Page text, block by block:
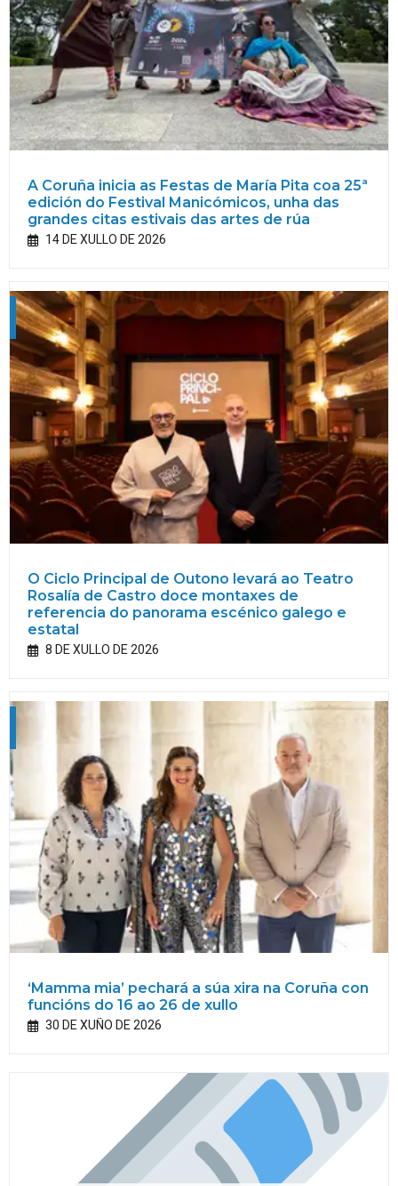
A Coruña inicia as Festas de María Pita coa 25ª
edición do Festival Manicómicos, unha das
grandes citas estivais das artes de rúa
14 DE XULLO DE 2026
O Ciclo Principal de Outono levará ao Teatro
Rosalía de Castro doce montaxes de
referencia do panorama escénico galego e
estatal
8 DE XULLO DE 2026
‘Mamma mia’ pechará a súa xira na Coruña con
funcións do 16 ao 26 de xullo
30 DE XUÑO DE 2026